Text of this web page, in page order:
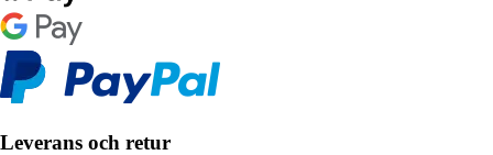
Leverans och retur